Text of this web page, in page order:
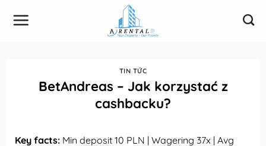
qua
TIN TỨC
BetAndreas – Jak korzystać z
cashbacku?
Key facts: Min deposit 10 PLN | Wagering 37x | Avg